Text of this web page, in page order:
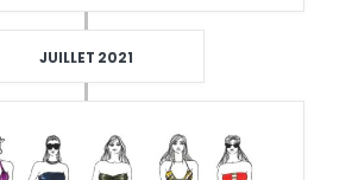
JUILLET 2021